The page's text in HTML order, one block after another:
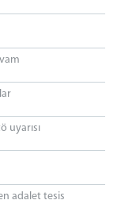
uyarısı
adalet tesis